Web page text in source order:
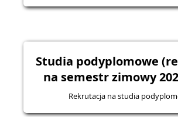
Studia podyplomowe
na semestr zimowy
Rekrutacja na studia